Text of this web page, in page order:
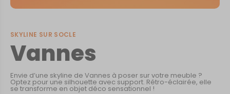
SKYLINE SUR SOCLE
Vannes
Envie d’une skyline de Vannes à poser sur votre meuble ?
Optez pour une silhouette avec support. Rétro-éclairée, elle
se transforme en objet déco sensationnel !